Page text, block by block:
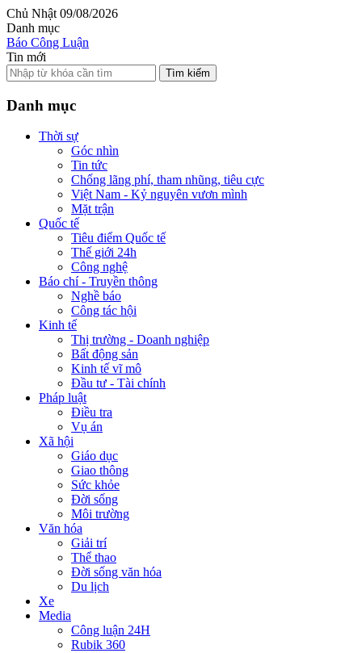
Chủ Nhật 09/08/2026
Danh mục
Báo Công Luận
Tin mới
Tìm kiếm
Danh mục
Thời sự
Góc nhìn
Tin tức
Chống lãng phí, tham nhũng, tiêu cực
Việt Nam - Kỷ nguyên vươn mình
Mặt trận
Quốc tế
Tiêu điểm Quốc tế
Thế giới 24h
Công nghệ
Báo chí - Truyền thông
Nghề báo
Công tác hội
Kinh tế
Thị trường - Doanh nghiệp
Bất động sản
Kinh tế vĩ mô
Đầu tư - Tài chính
Pháp luật
Điều tra
Vụ án
Xã hội
Giáo dục
Giao thông
Sức khỏe
Đời sống
Môi trường
Văn hóa
Giải trí
Thể thao
Đời sống văn hóa
Du lịch
Xe
Media
Công luận 24H
Rubik 360